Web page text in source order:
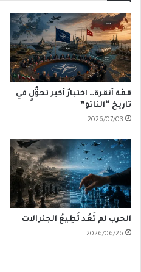
قمّة أنقرة… اختبارُ أكبر تحوُّلٍ في
تاريخ “الناتو”
2026/07/03
الحرب لم تَعُد تُطِيعُ الجنرالات
2026/06/26